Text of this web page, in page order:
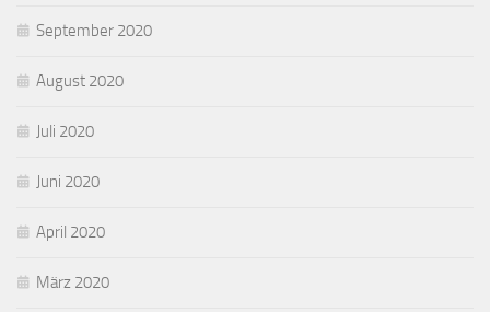
September 2020
August 2020
Juli 2020
Juni 2020
April 2020
März 2020